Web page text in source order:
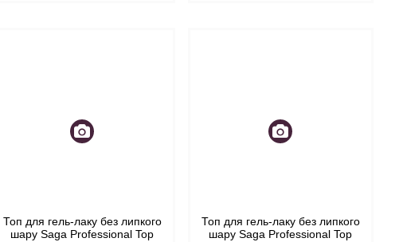
Топ для гель-лаку без липкого
шару Saga Professional Top
Топ для гель-лаку без липкого
шару Saga Professional Top